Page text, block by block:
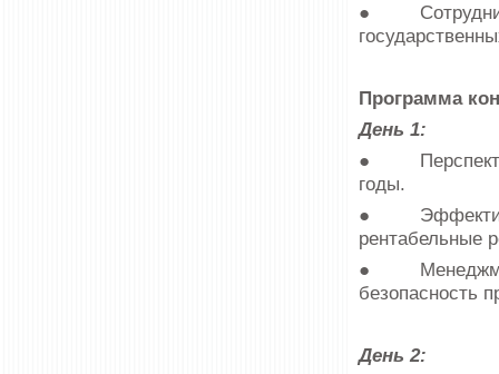
●
Программа
День 1:
●
годы.
●
рентабельные
● Менеджмент
безопасность
День 2: